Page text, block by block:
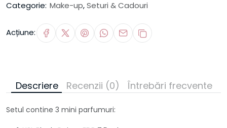
Categorie: Make-up,Seturi & Cadouri
Acțiune:
Descriere Recenzii (0) Întrebări frecvente
Setul contine 3 mini parfumuri: